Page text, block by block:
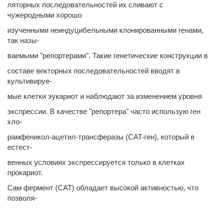
ляторных последовательностей их сливают с
чужеродными хорошо
изученными неиндуцибельными клонированными генами,
так назы-
ваемыми "репортерами". Такие генетические конструкции в
составе векторных последовательностей вводят в
культивируе-
мые клетки эукариот и наблюдают за изменением уровня
экспрессии. В качестве "репортера" часто использую ген
хло-
рамфеникол-ацетил-трансферазы (CAT-ген), который в
естест-
венных условиях экспрессируется только в клетках
прокариот.
Сам фермент (CAT) обладает высокой активностью, что
позволя-